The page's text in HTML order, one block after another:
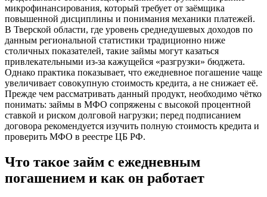
микрофинансирования, который требует от заёмщика
повышенной дисциплины и понимания механики платежей.
В Тверской области, где уровень среднедушевых доходов по
данным региональной статистики традиционно ниже
столичных показателей, такие займы могут казаться
привлекательными из-за кажущейся «разгрузки» бюджета.
Однако практика показывает, что ежедневное погашение чаще
увеличивает совокупную стоимость кредита, а не снижает её.
Прежде чем рассматривать данный продукт, необходимо чётко
понимать: займы в МФО сопряжены с высокой процентной
ставкой и риском долговой нагрузки; перед подписанием
договора рекомендуется изучить полную стоимость кредита и
проверить МФО в реестре ЦБ РФ.
Что такое займ с ежедневным
погашением и как он работает